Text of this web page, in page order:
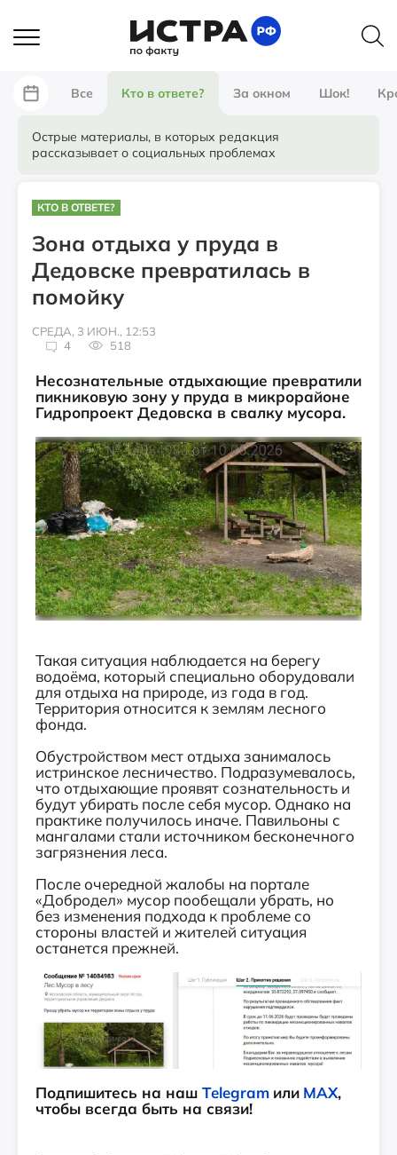
Все Кто в ответе? За окном Шок!
Острые материалы, в которых редакция
рассказывает о социальных проблемах
КТО В ОТВЕТЕ?
Зона отдыха у пруда в
Дедовске превратилась в
помойку
СРЕДА, 3 ИЮН., 12:53
4
518
Несознательные отдыхающие превратили
пикниковую зону у пруда в микрорайоне
Гидропроект Дедовска в свалку мусора.
Такая ситуация наблюдается на берегу
водоёма, который специально оборудовали
для отдыха на природе, из года в год.
Территория относится к землям лесного
фонда.
Обустройством мест отдыха занималось
истринское лесничество. Подразумевалось,
что отдыхающие проявят сознательность и
будут убирать после себя мусор. Однако на
практике получилось иначе. Павильоны с
мангалами стали источником бесконечного
загрязнения леса.
После очередной жалобы на портале
«Добродел» мусор пообещали убрать, но
без изменения подхода к проблеме со
стороны властей и жителей ситуация
останется прежней.
Подпишитесь на наш Telegram или MAX,
чтобы всегда быть на связи!